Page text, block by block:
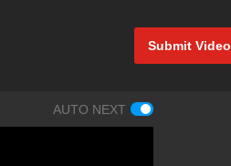
Submit Video
AUTO NEXT